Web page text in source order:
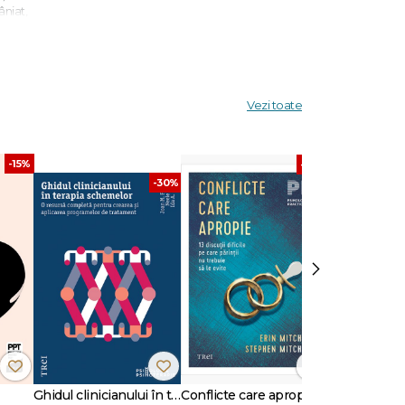
să
Vezi toate
-15%
-30%
Ghidul clinicianului în terapia schemelor
-30%
Conflicte care apropie
›